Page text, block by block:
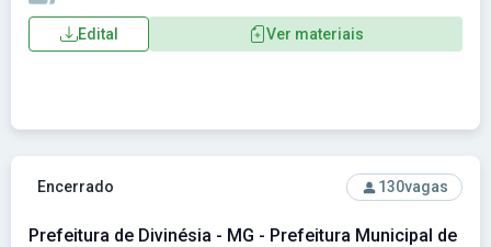
Edital Ver materiais
Ver concurso: Prefeitura de Divinésia - MG - Prefeitura
Encerrado 130vagas
Prefeitura de Divinésia - MG - Prefeitura Municipal de